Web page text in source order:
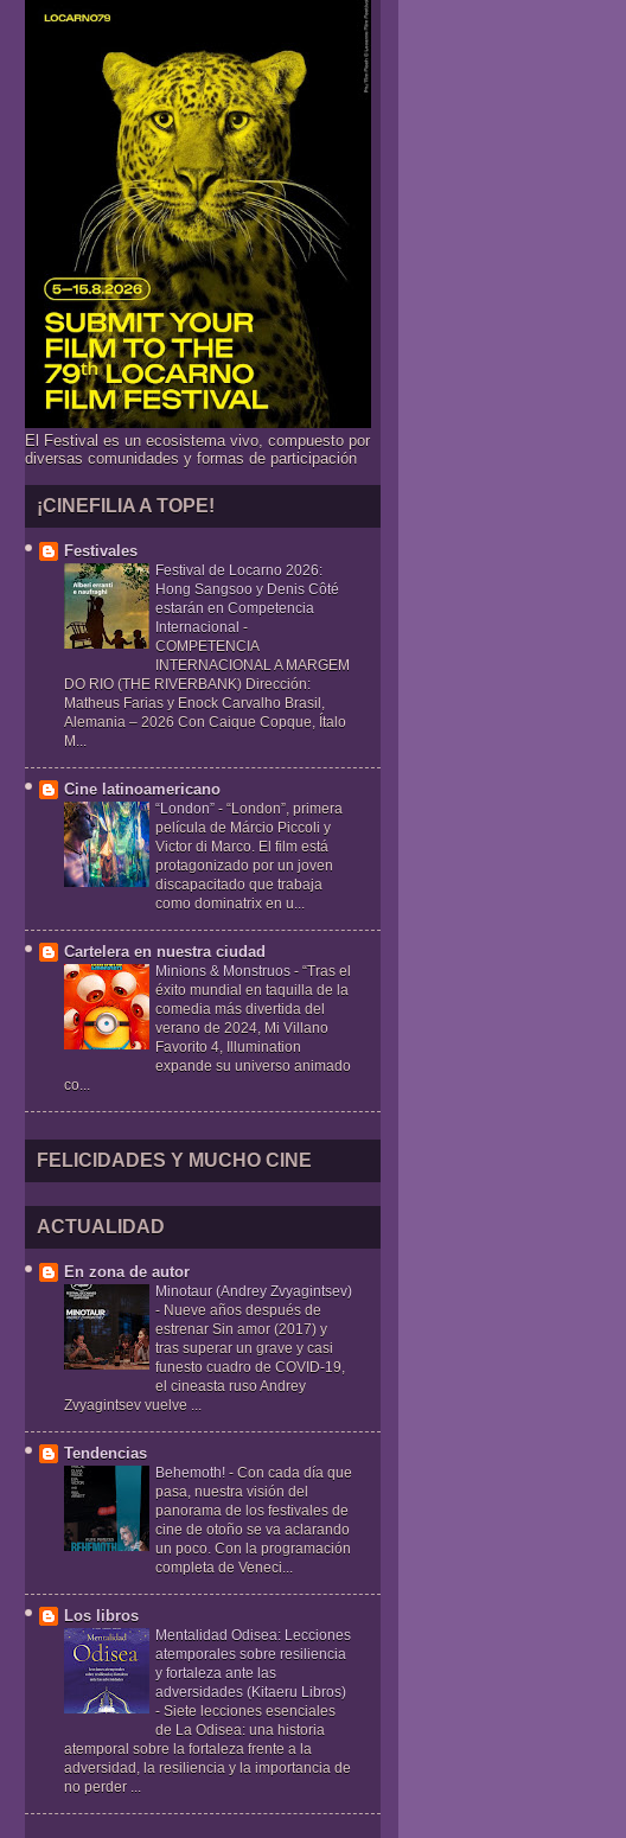
El Festival es un ecosistema vivo, compuesto por
diversas comunidades y formas de participación
¡CINEFILIA A TOPE!
Festivales
Festival de Locarno 2026:
Hong Sangsoo y Denis Côté
estarán en Competencia
Internacional -
COMPETENCIA
INTERNACIONAL A MARGEM
DO RIO (THE RIVERBANK) Dirección:
Matheus Farias y Enock Carvalho Brasil,
Alemania – 2026 Con Caique Copque, Ítalo
M...
Cine latinoamericano
“London” - “London”, primera
película de Márcio Piccoli y
Victor di Marco. El film está
protagonizado por un joven
discapacitado que trabaja
como dominatrix en u...
Cartelera en nuestra ciudad
Minions & Monstruos - “Tras el
éxito mundial en taquilla de la
comedia más divertida del
verano de 2024, Mi Villano
Favorito 4, Illumination
expande su universo animado
co...
FELICIDADES Y MUCHO CINE
ACTUALIDAD
En zona de autor
Minotaur (Andrey Zvyagintsev)
- Nueve años después de
estrenar Sin amor (2017) y
tras superar un grave y casi
funesto cuadro de COVID-19,
el cineasta ruso Andrey
Zvyagintsev vuelve ...
Tendencias
Behemoth! - Con cada día que
pasa, nuestra visión del
panorama de los festivales de
cine de otoño se va aclarando
un poco. Con la programación
completa de Veneci...
Los libros
Mentalidad Odisea: Lecciones
atemporales sobre resiliencia
y fortaleza ante las
adversidades (Kitaeru Libros)
- Siete lecciones esenciales
de La Odisea: una historia
atemporal sobre la fortaleza frente a la
adversidad, la resiliencia y la importancia de
no perder ...